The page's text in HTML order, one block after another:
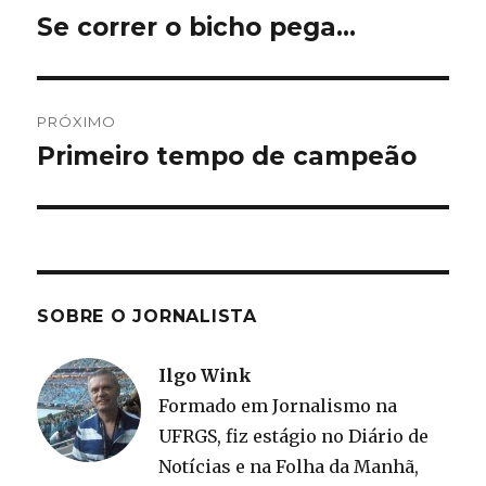
de
Post
Se correr o bicho pega…
PRÓXIMO
Próximo
Primeiro tempo de campeão
SOBRE O JORNALISTA
Ilgo Wink
Formado em Jornalismo na
UFRGS, fiz estágio no Diário de
Notícias e na Folha da Manhã,